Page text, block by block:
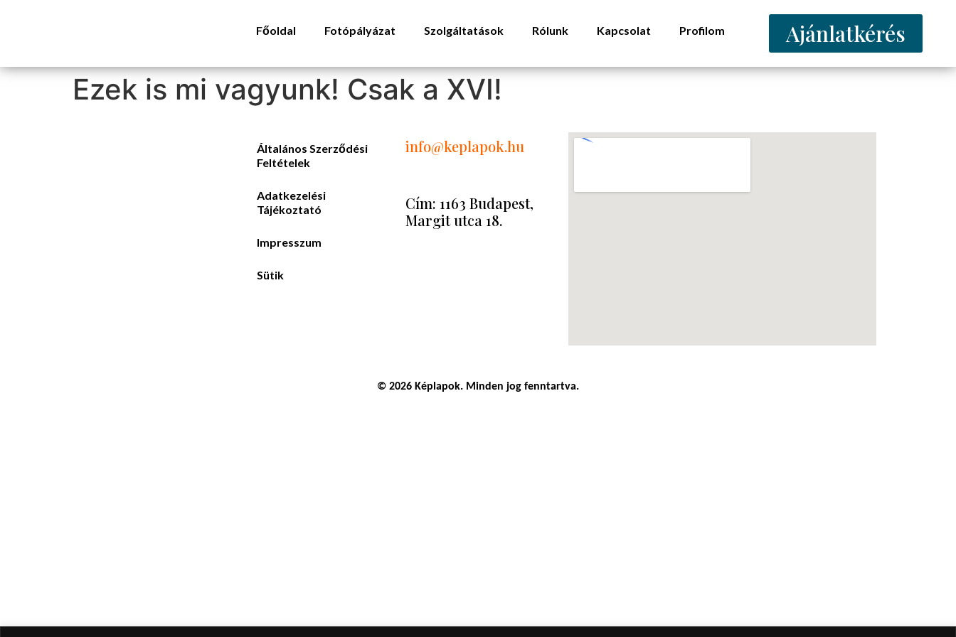
Főoldal Fotópályázat Szolgáltatások Rólunk Kapcsolat Profilom Ajánlatkérés
Ezek is mi vagyunk! Csak a XVI!
Általános Szerződési
Feltételek
Adatkezelési
Tájékoztató
Impresszum
Sütik
info@keplapok.hu
Cím: 1163 Budapest,
Margit utca 18.
© 2026 Képlapok. Minden jog fenntartva.